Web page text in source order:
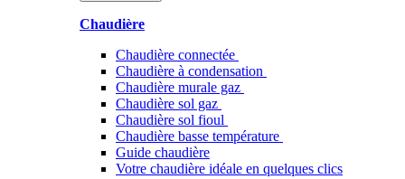
Chaudière
Chaudière connectée
Chaudière à condensation
Chaudière murale gaz
Chaudière sol gaz
Chaudière sol fioul
Chaudière basse température
Guide chaudière
Votre chaudière idéale en quelques clics